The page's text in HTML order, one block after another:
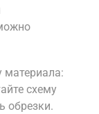
материала:
схему
обрезки.